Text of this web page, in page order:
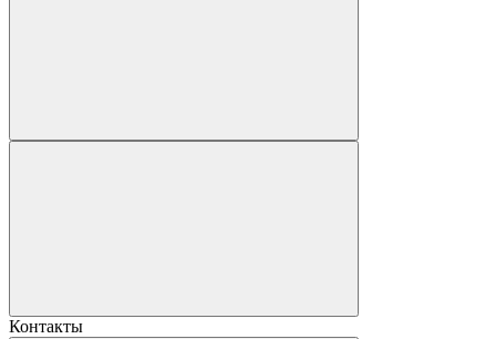
Контакты